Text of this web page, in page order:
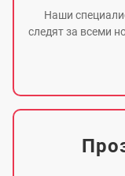
Наши
следят за всеми